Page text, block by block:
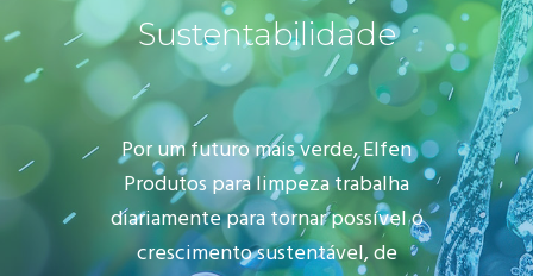
Sustentabilidade
Por um futuro mais verde, Elfen
Produtos para limpeza trabalha
diariamente para tornar possível o
crescimento sustentável, de